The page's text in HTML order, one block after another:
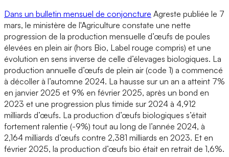
Dans un bulletin mensuel de conjoncture Agreste publiée le 7
mars, le ministère de l'Agriculture constate une nette
progression de la production mensuelle d’œufs de poules
élevées en plein air (hors Bio, Label rouge compris) et une
évolution en sens inverse de celle d’élevages biologiques. La
production annuelle d’œufs de plein air (code 1) a commencé
à décoller à l’automne 2024. La hausse sur un an a atteint 7%
en janvier 2025 et 9% en février 2025, après un bond en
2023 et une progression plus timide sur 2024 à 4,912
milliards d’œufs. La production d’œufs biologiques s’était
fortement ralentie (-9%) tout au long de l’année 2024, à
2,164 milliards d’œufs contre 2,381 milliards en 2023. Et en
février 2025, la production d’œufs bio était en retrait de 1,6%.